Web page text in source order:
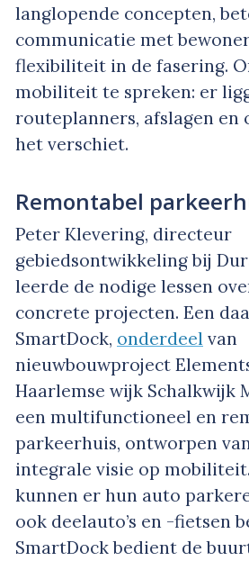
langlopende concepten,
communicatie met
flexibiliteit in de fasering.
mobiliteit te spreken: er
routeplanners, afslagen en
het verschiet.
Remontabel
Peter Klevering, directeur
gebiedsontwikkeling bij
leerde de nodige lessen
concrete projecten. Een
SmartDock, onderdeel van
nieuwbouwproject
Haarlemse wijk Schalkwijk
een multifunctioneel en
parkeerhuis, ontworpen
integrale visie op
kunnen er hun auto
ook deelauto’s en -fietsen
SmartDock bedient de